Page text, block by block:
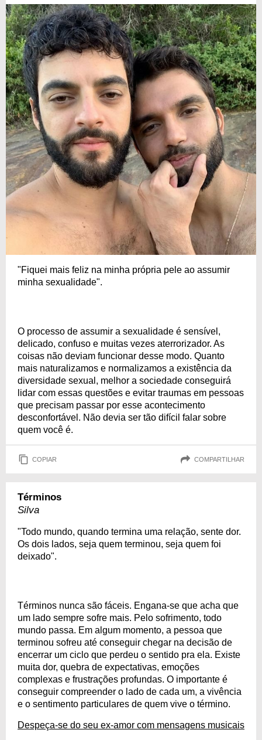
"Fiquei mais feliz na minha própria pele ao assumir
minha sexualidade".
O processo de assumir a sexualidade é sensível,
delicado, confuso e muitas vezes aterrorizador. As
coisas não deviam funcionar desse modo. Quanto
mais naturalizamos e normalizamos a existência da
diversidade sexual, melhor a sociedade conseguirá
lidar com essas questões e evitar traumas em pessoas
que precisam passar por esse acontecimento
desconfortável. Não devia ser tão difícil falar sobre
quem você é.
COPIAR COMPARTILHAR
Términos
Silva
"Todo mundo, quando termina uma relação, sente dor.
Os dois lados, seja quem terminou, seja quem foi
deixado".
Términos nunca são fáceis. Engana-se que acha que
um lado sempre sofre mais. Pelo sofrimento, todo
mundo passa. Em algum momento, a pessoa que
terminou sofreu até conseguir chegar na decisão de
encerrar um ciclo que perdeu o sentido pra ela. Existe
muita dor, quebra de expectativas, emoções
complexas e frustrações profundas. O importante é
conseguir compreender o lado de cada um, a vivência
e o sentimento particulares de quem vive o término.
Despeça-se do seu ex-amor com mensagens musicais